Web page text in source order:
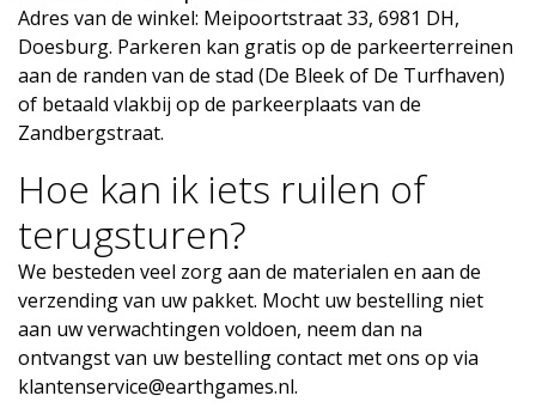
Adres van de winkel: Meipoortstraat 33, 6981 DH,
Doesburg. Parkeren kan gratis op de parkeerterreinen
aan de randen van de stad (De Bleek of De Turfhaven)
of betaald vlakbij op de parkeerplaats van de
Zandbergstraat.
Hoe kan ik iets ruilen of
terugsturen?
We besteden veel zorg aan de materialen en aan de
verzending van uw pakket. Mocht uw bestelling niet
aan uw verwachtingen voldoen, neem dan na
ontvangst van uw bestelling contact met ons op via
klantenservice@earthgames.nl.